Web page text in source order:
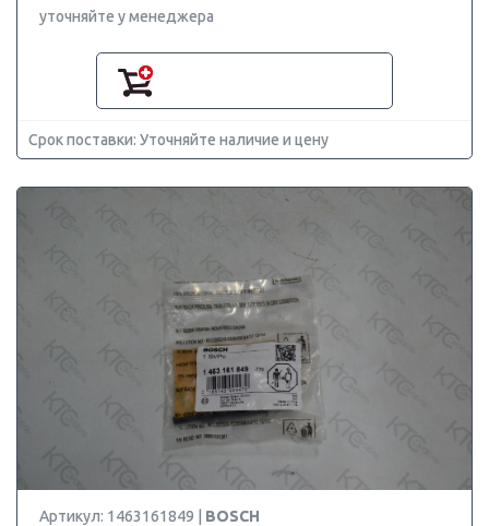
уточняйте у менеджера
Срок поставки: Уточняйте наличие и цену
Артикул: 1463161849 | BOSCH